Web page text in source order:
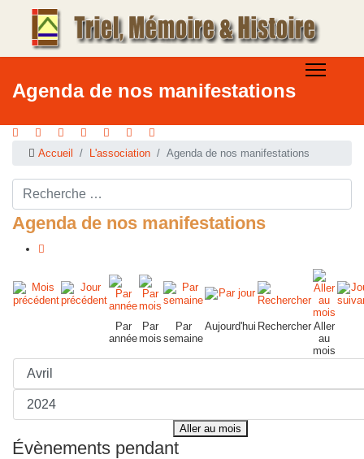
Agenda de nos manifestations
Accueil L'association Agenda de nos manifestations
Rechercher ...
Agenda de nos manifestations
Par
année
Par
mois
Par
semaine
Aujourd'hui Rechercher Aller
au
mois
Aller au mois
Évènements pendant